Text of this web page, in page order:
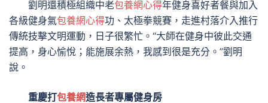
劉明還積極組織中老包養網心得年健身喜好者餐與加入
各級健身氣包養網心得功、太極拳競賽，走進村落介入推行
傳統技擊文明運動，日子很繁忙。“大師在健身中彼此交通
提高，身心愉悅；能施展余熱，我感到很是充分。”劉明
說。
重慶打包養網造長者專屬健身房